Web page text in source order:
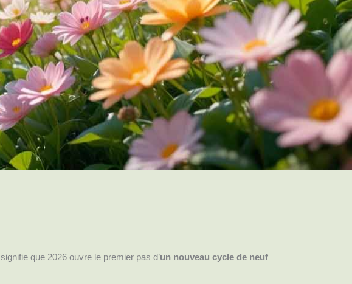
que 2026 ouvre le premier pas d’un nouveau cycle de neuf